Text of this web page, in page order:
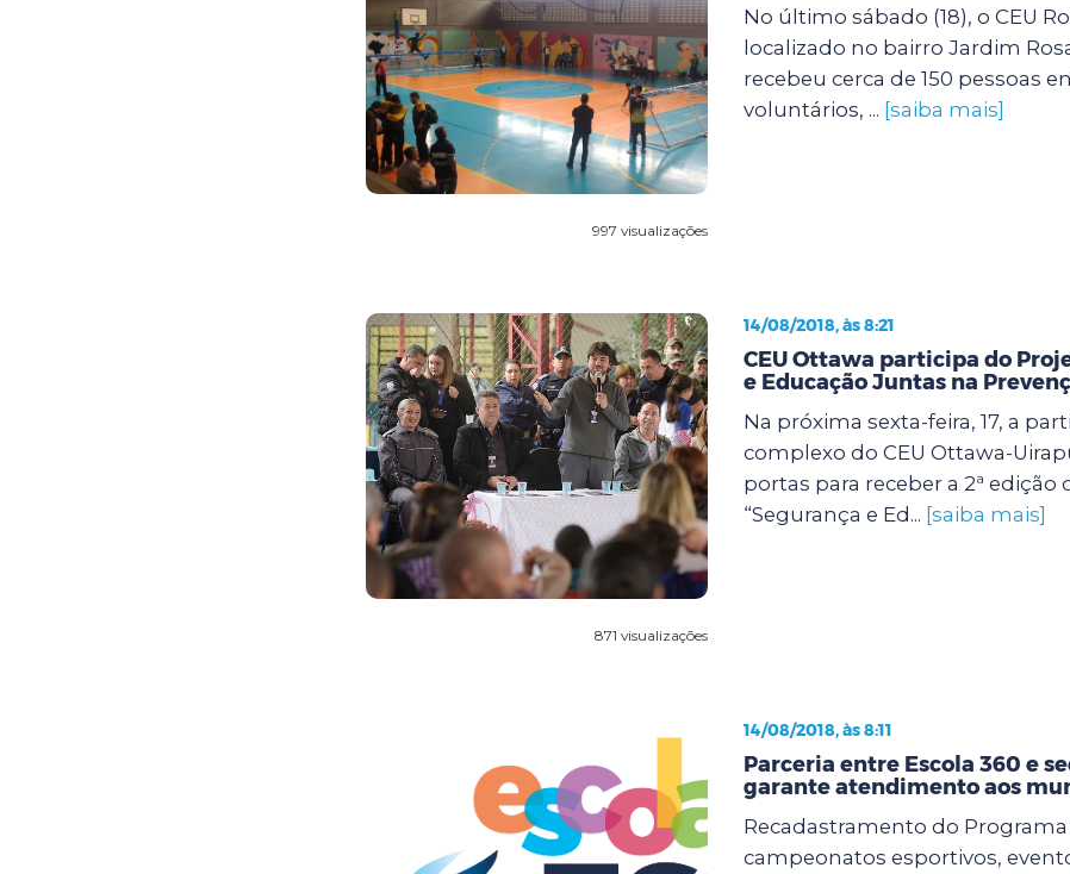
997 visualizações
No último sábado (18), o CEU
localizado no bairro Jardim
recebeu cerca de 150 pessoas
voluntários, ... [saiba mais]
871 visualizações
14/08/2018, às 8:21
CEU Ottawa participa do
e Educação Juntas na
Na próxima sexta-feira, 17, a
complexo do CEU Ottawa-
portas para receber a 2ª edição
“Segurança e Ed... [saiba mais]
14/08/2018, às 8:11
Parceria entre Escola 360 e
garante atendimento aos
Recadastramento do
campeonatos esportivos,